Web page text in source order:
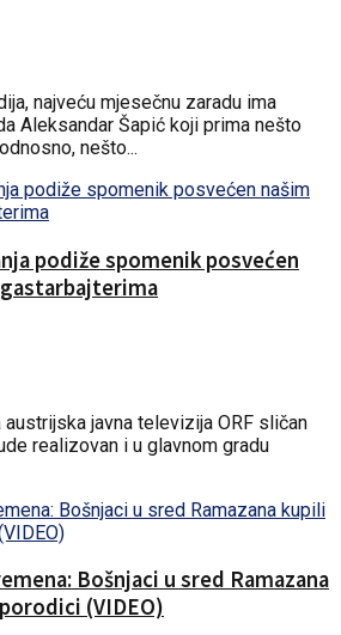
najveću mjesečnu zaradu ima
Aleksandar Šapić koji prima nešto
nešto...
podiže spomenik posvećen
javna televizija ORF sličan
realizovan i u glavnom gradu
Bošnjaci u sred Ramazana
(VIDEO)